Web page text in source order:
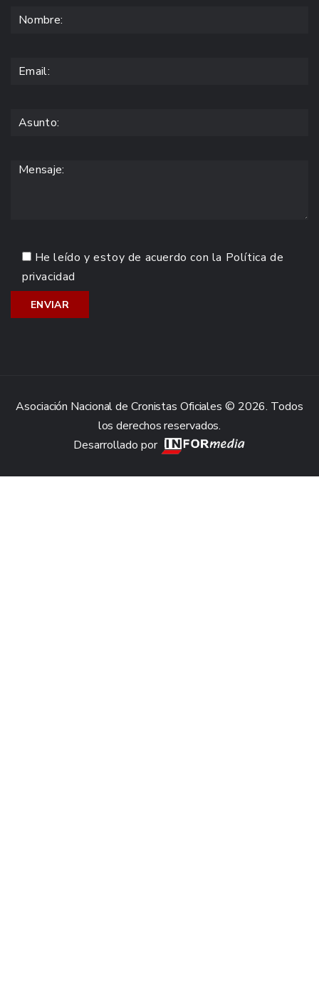
He leído y estoy de acuerdo con la Política de
privacidad
Asociación Nacional de Cronistas Oficiales © 2026. Todos
los derechos reservados.
Desarrollado por